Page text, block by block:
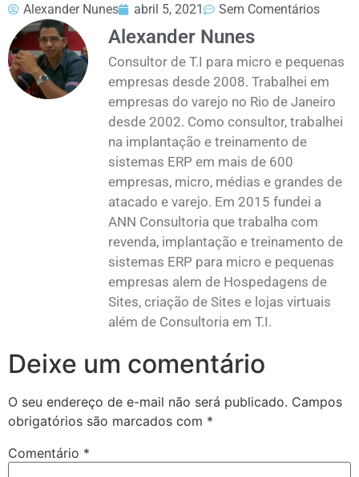
Alexander Nunes abril 5, 2021 Sem Comentários
Alexander Nunes
Consultor de T.I para micro e pequenas
empresas desde 2008. Trabalhei em
empresas do varejo no Rio de Janeiro
desde 2002. Como consultor, trabalhei
na implantação e treinamento de
sistemas ERP em mais de 600
empresas, micro, médias e grandes de
atacado e varejo. Em 2015 fundei a
ANN Consultoria que trabalha com
revenda, implantação e treinamento de
sistemas ERP para micro e pequenas
empresas alem de Hospedagens de
Sites, criação de Sites e lojas virtuais
além de Consultoria em T.I.
Deixe um comentário
O seu endereço de e-mail não será publicado. Campos
obrigatórios são marcados com *
Comentário *